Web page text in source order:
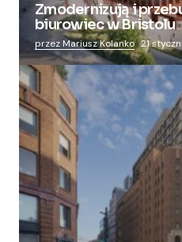
Zmodernizują i
biurowiec w Bristolu
przez Mariusz Kolanko 21
Zmieniają więzienie
apartamentowiec